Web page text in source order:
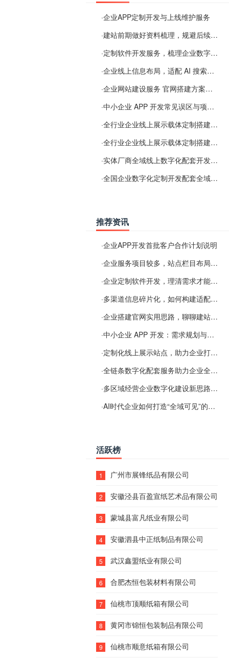
·企业APP定制开发与上线维护服务
·建站前期做好资料梳理，规避后续各类使用难题
·定制软件开发服务，梳理企业数字化落地常见难点
·企业线上信息布局，适配 AI 搜索需要留意这些要点
·企业网站建设服务 官网搭建方案经验分享
·中小企业 APP 开发常见误区与项目规划实用经验
·全行业企业线上展示载体定制搭建服务
·全行业企业线上展示载体定制搭建服务
·实体厂商全域线上数字化配套开发与地域检索优化服务
·全国企业数字化定制开发配套全域搜索优化服务
推荐资讯
·企业APP开发首批客户合作计划说明
·企业服务项目较多，站点栏目布局规划参考思路
·企业定制软件开发，理清需求才能提升数字化落地效率
·多渠道信息碎片化，如何构建适配 AI 检索的品牌信息源
·企业搭建官网实用思路，聊聊建站容易忽视的问题
·中小企业 APP 开发：需求规划与项目落地避坑经验分享
·定制化线上展示站点，助力企业打通线上经营渠道
·全链条数字化配套服务助力企业全域线上经营
·多区域经营企业数字化建设新思路：多端载体与地域检索一体化落地思路分享
·AI时代企业如何打造“全域可见”的数字资产？梓彤超越给出新解法
活跃榜
1 广州市展锋纸品有限公司
2 安徽泾县百盈宣纸艺术品有限公司
3 蒙城县富凡纸业有限公司
4 安徽泗县中正纸制品有限公司
5 武汉鑫盟纸业有限公司
6 合肥杰恒包装材料有限公司
7 仙桃市顶顺纸箱有限公司
8 黄冈市锦恒包装制品有限公司
9 仙桃市顺意纸箱有限公司